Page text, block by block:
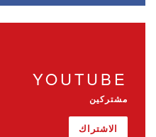
YOUTUBE
مشتركين
الاشتراك